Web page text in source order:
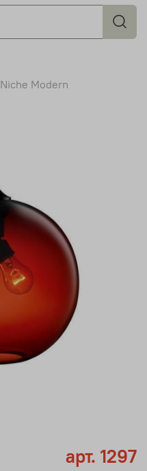
Niche Modern
арт. 1297